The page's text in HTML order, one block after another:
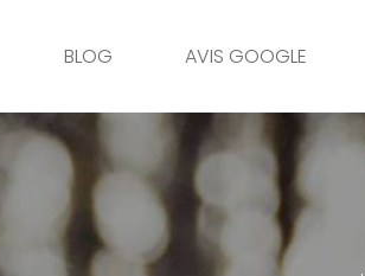
BLOG AVIS GOOGLE